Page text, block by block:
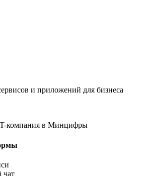
и приложений для бизнеса
компания в Минцифры
чат